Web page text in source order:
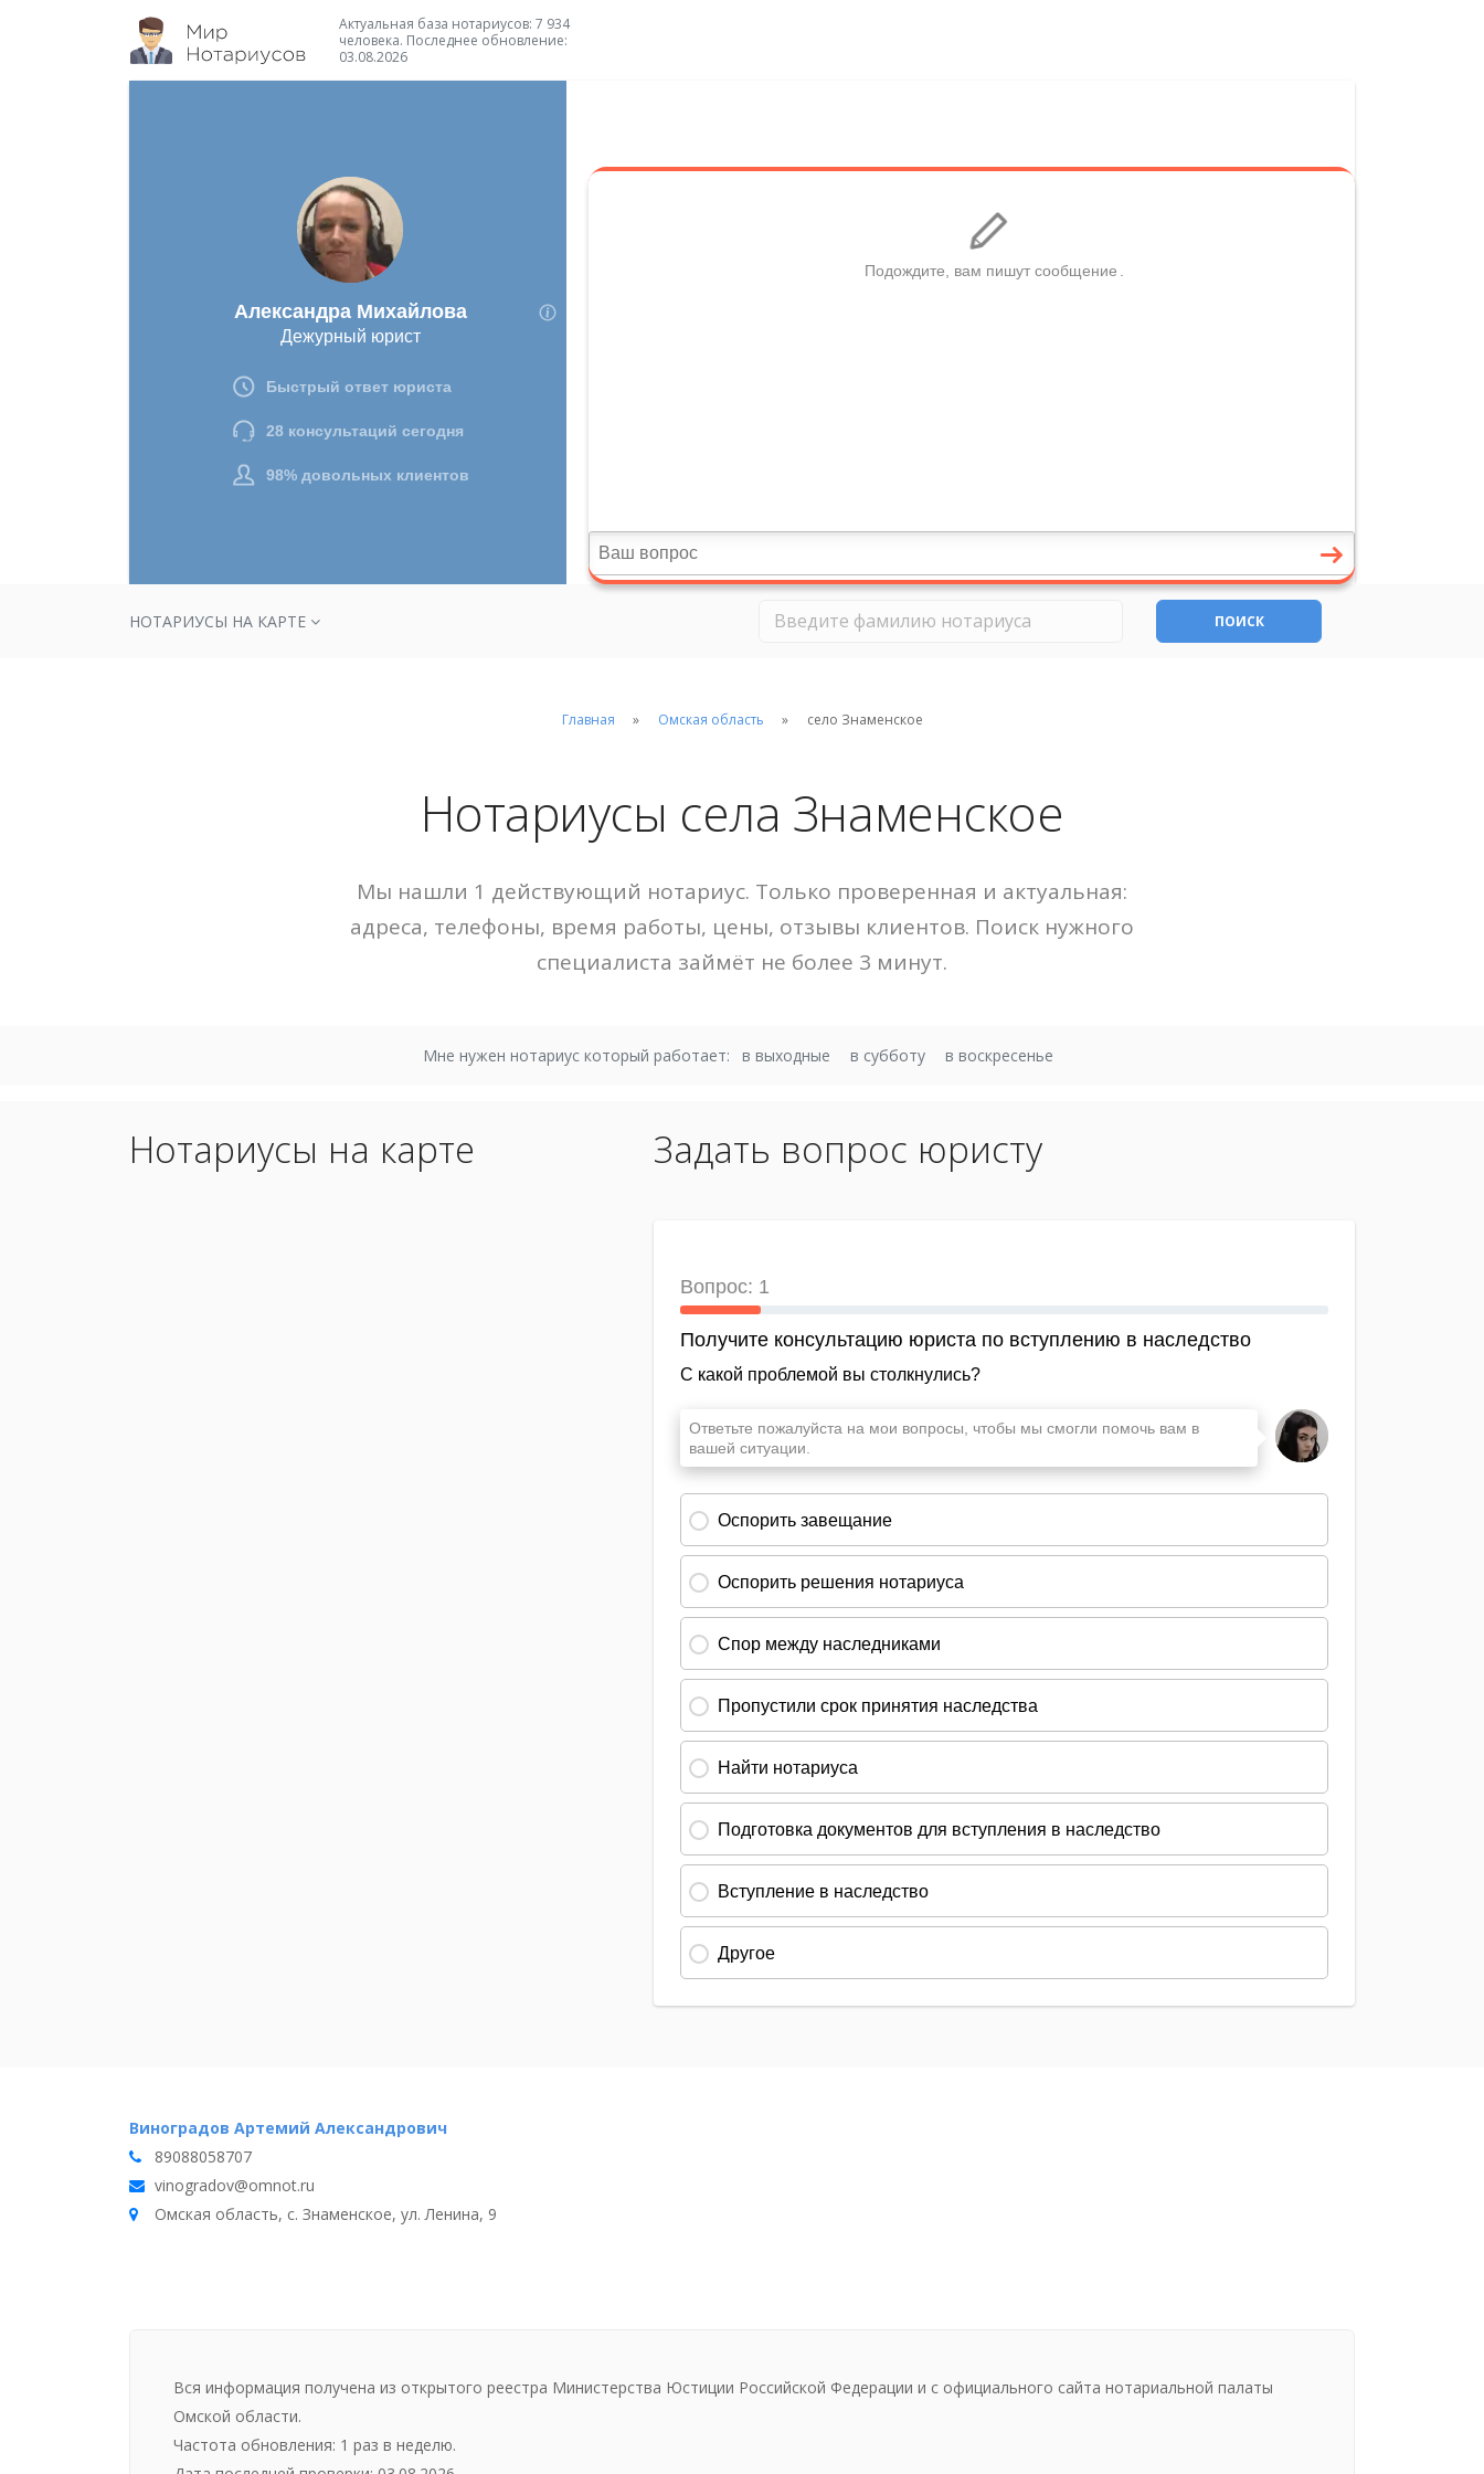
Актуальная база нотариусов: 7 934
человека. Последнее обновление:
03.08.2026
НОТАРИУСЫ НА КАРТЕ ПОИСК
Главная Омская область село Знаменское
Нотариусы села Знаменское
Мы нашли 1 действующий нотариус. Только проверенная и актуальная:
адреса, телефоны, время работы, цены, отзывы клиентов. Поиск нужного
специалиста займёт не более 3 минут.
Мне нужен нотариус который работает: в выходные в субботу в воскресенье
Нотариусы на карте Задать вопрос юристу
Виноградов Артемий Александрович
89088058707
vinogradov@omnot.ru
Омская область, с. Знаменское, ул. Ленина, 9
Вся информация получена из открытого реестра Министерства Юстиции Российской Федерации и с официального сайта нотариальной палаты
Омской области.
Частота обновления: 1 раз в неделю.